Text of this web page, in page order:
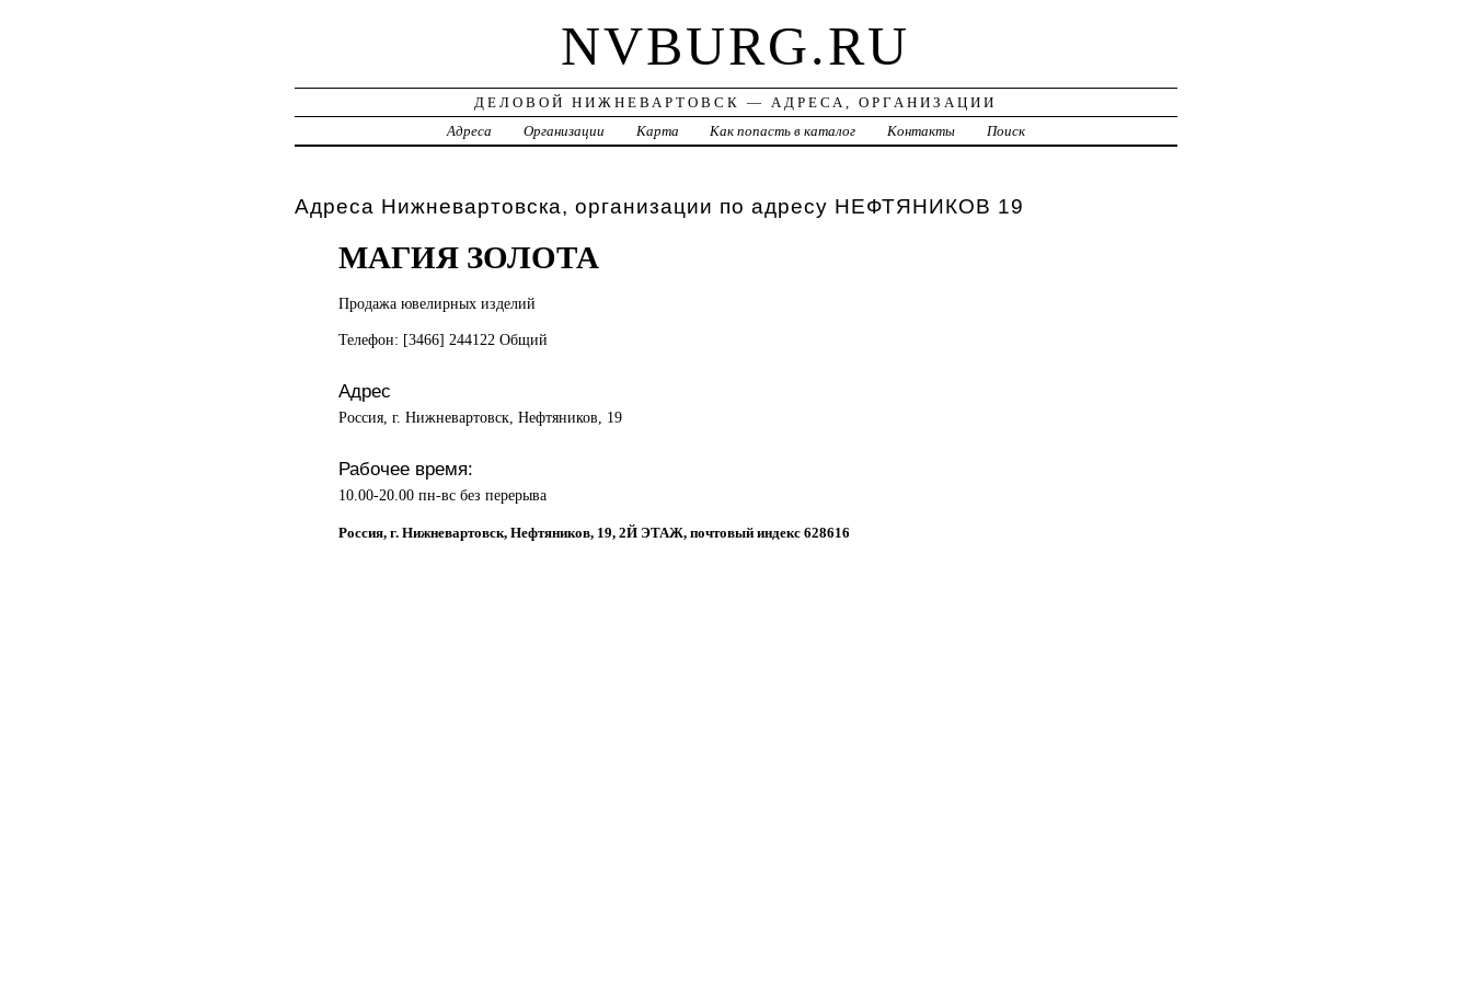
NVBURG.RU
ДЕЛОВОЙ НИЖНЕВАРТОВСК — АДРЕСА, ОРГАНИЗАЦИИ
Адреса
Организации Карта Как попасть в каталог Контакты Поиск
Адреса Нижневартовска, организации по адресу НЕФТЯНИКОВ 19
МАГИЯ ЗОЛОТА
Продажа ювелирных изделий
Телефон: [3466] 244122 Общий
Адрес
Россия, г. Нижневартовск, Нефтяников, 19
Рабочее время:
10.00-20.00 пн-вс без перерыва
Россия, г. Нижневартовск, Нефтяников, 19, 2Й ЭТАЖ, почтовый индекс 628616